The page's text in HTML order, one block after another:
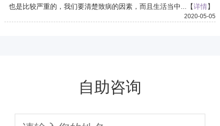
也是比较严重的，我们要清楚致病的因素，而且生活当中...【详情】
2020-05-05
自助咨询